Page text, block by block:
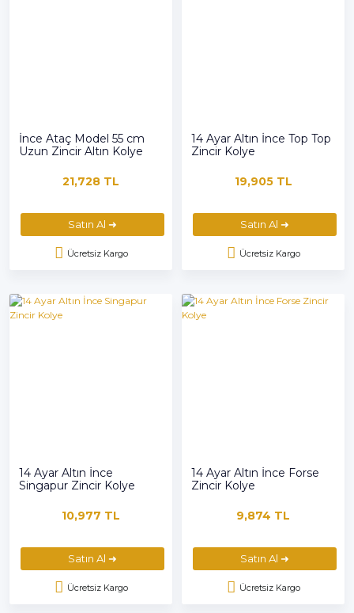
İnce Ataç Model 55 cm
Uzun Zincir Altın Kolye
21,728 TL
Satın Al ➜
Ücretsiz Kargo
14 Ayar Altın İnce Top Top
Zincir Kolye
19,905 TL
Satın Al ➜
Ücretsiz Kargo
14 Ayar Altın İnce
Singapur Zincir Kolye
10,977 TL
Satın Al ➜
Ücretsiz Kargo
14 Ayar Altın İnce Forse
Zincir Kolye
9,874 TL
Satın Al ➜
Ücretsiz Kargo